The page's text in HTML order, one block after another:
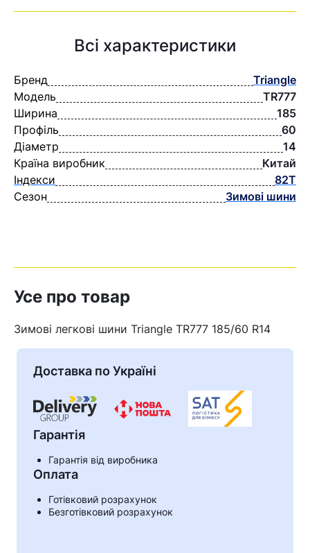
Кошик
Всі характеристики
Бренд
Triangle
Модель
TR777
Ширина
185
Профіль
60
Діаметр
14
Країна виробник
Китай
Індекси
82T
Сезон
Зимові шини
Усе про товар
Зимові легкові шини Triangle TR777 185/60 R14
Доставка по Україні
Гарантія
Гарантія від виробника
Оплата
Готівковий розрахунок
Безготівковий розрахунок